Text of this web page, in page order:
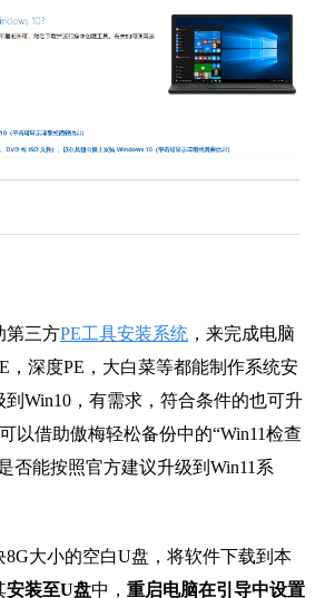
第三方PE工具安装系统 ，来完成电脑
，深度PE，大白菜等都能制作系统安
Win10，有需求，符合条件的也可升
以借助傲梅轻松备份中的“Win11检查
否能按照官方建议升级到Win11系
8G大小的空白U盘，将软件下载到本
安装至U盘中， 重启电脑在引导中设置